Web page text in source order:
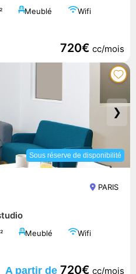
Meublé Wifi
720€ cc/mois
❯
Sous réserve de disponibilité
PARIS
Meublé Wifi
A partir de 720€ cc/mois